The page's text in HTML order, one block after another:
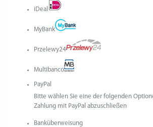
iDeal
MyBank
Przelewy24
Multibanco
PayPal
Bitte wählen Sie eine der folgenden
Zahlung mit PayPal abzuschließen
Banküberweisung